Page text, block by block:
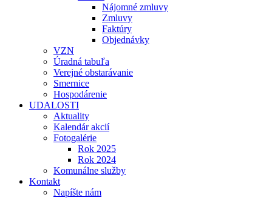
Nájomné zmluvy
Zmluvy
Faktúry
Objednávky
VZN
Úradná tabuľa
Verejné obstarávanie
Smernice
Hospodárenie
UDALOSTI
Aktuality
Kalendár akcií
Fotogalérie
Rok 2025
Rok 2024
Komunálne služby
Kontakt
Napíšte nám